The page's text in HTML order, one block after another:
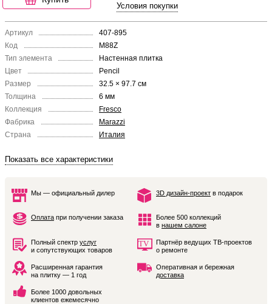
Условия покупки
Артикул
407-895
Код
M88Z
Тип элемента
Настенная плитка
Цвет
Pencil
Размер
32.5 × 97.7 см
Толщина
6 мм
Коллекция
Fresco
Фабрика
Marazzi
Страна
Италия
Показать все характеристики
Мы — официальный дилер 3D дизайн-проект в подарок
Оплата при получении заказа
Более 500 коллекций
в нашем салоне
Полный спектр услуг
и сопутствующих товаров
Партнёр ведущих ТВ-проектов
о ремонте
Расширенная гарантия
на плитку — 1 год
Оперативная и бережная
доставка
Более 1000 довольных
клиентов ежемесячно